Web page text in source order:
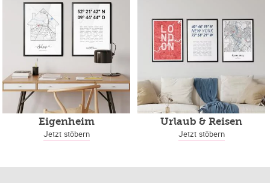
Eigenheim
Jetzt stöbern
Urlaub & Reisen
Jetzt stöbern